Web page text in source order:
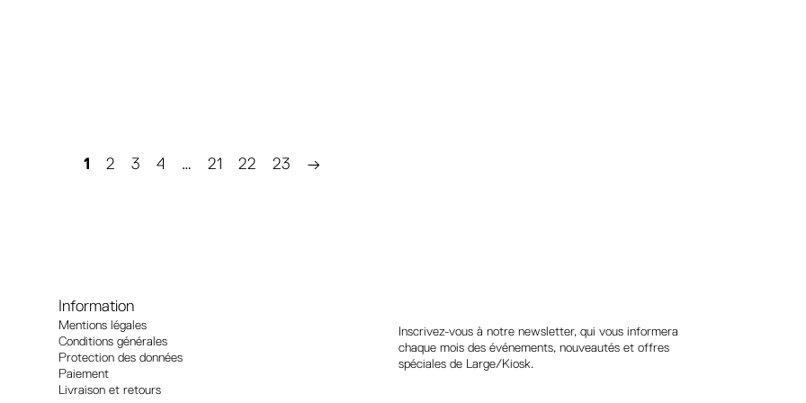
1 2 3 4 … 21 22 23 →
Information
Mentions légales
Conditions générales
Protection des données
Paiement
Livraison et retours
Inscrivez-vous à notre newsletter, qui vous informera
chaque mois des événements, nouveautés et offres
spéciales de Large/Kiosk.